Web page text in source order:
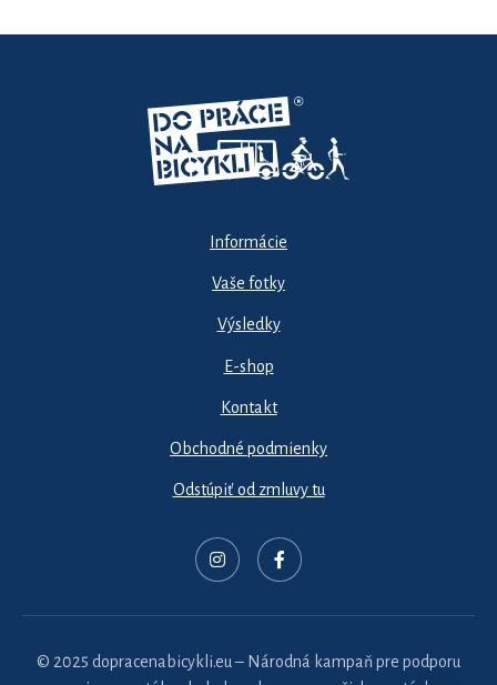
Informácie
Vaše fotky
Výsledky
E-shop
Kontakt
Obchodné podmienky
Odstúpiť od zmluvy tu
© 2025 dopracenabicykli.eu – Národná kampaň pre podporu